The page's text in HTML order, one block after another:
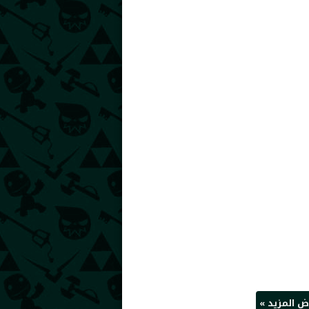
المزيد »